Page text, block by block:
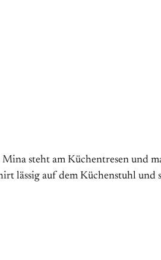
steht am Küchentresen und
lässig auf dem Küchenstuhl und